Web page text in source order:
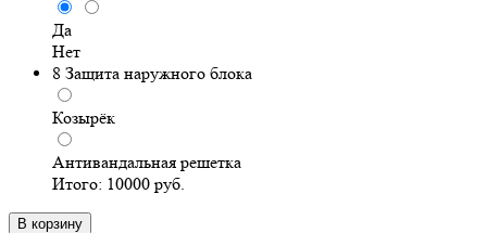
Да
Нет
8 Защита наружного блока
Козырёк
Антивандальная решетка
Итого: 10000 руб.
В корзину